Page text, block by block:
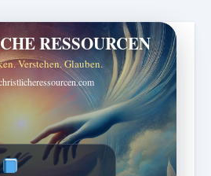
RESSOURCEN
Verstehen. Glauben.